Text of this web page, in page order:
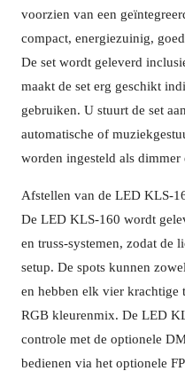
voorzien van een
compact, energiezuinig,
De set wordt geleverd
maakt de set erg geschikt
gebruiken. U stuurt de set
automatische of
worden ingesteld als dimmer
Afstellen van de LED KLS-
De LED KLS-160 wordt
en truss-systemen, zodat de
setup. De spots kunnen
en hebben elk vier krachtige
RGB kleurenmix. De LED
controle met de optionele
bedienen via het optionele